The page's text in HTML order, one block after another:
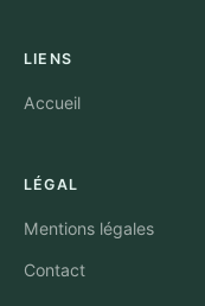
LIENS
Accueil
LÉGAL
Mentions légales
Contact